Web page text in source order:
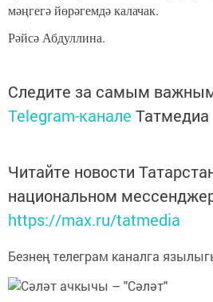
мәңгегә йөрәгемдә калачак.
Рәйсә Абдуллина.
Следите за самым
Telegram-канале Татмедиа
Читайте новости
национальном
https://max.ru/tatmedia
Безнең телеграм каналга